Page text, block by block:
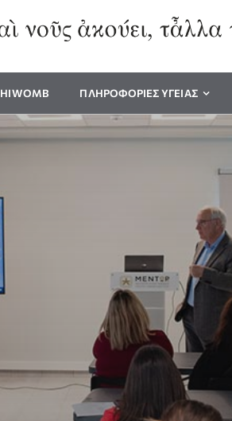
HIWOMB ΠΛΗΡΟΦΟΡΙΕΣ ΥΓΕΙΑΣ